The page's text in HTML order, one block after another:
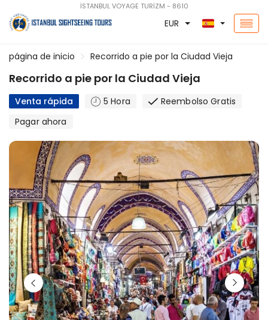
İSTANBUL VOYAGE TURİZM - 8610
EUR
página de inicio Recorrido a pie por la Ciudad Vieja
Recorrido a pie por la Ciudad Vieja
Venta rápida 5 Hora
Reembolso Gratis
Pagar ahora